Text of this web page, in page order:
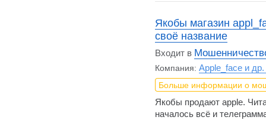
Якобы магазин
своё название
Входит в
Компания: Apple_face и
Больше информации о
Якобы продают apple.
началось всё и